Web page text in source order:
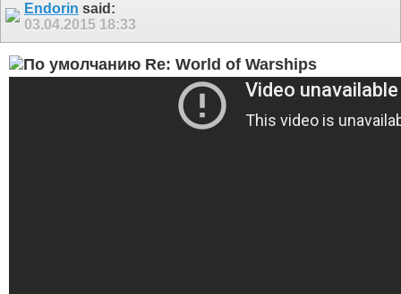
Endorin said:
03.04.2015 18:33
Re: World of Warships